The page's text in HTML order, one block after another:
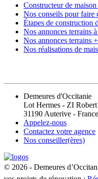
Constructeur de
Nos conseils pour faire
Étapes de construction
Nos annonces terrains
Nos annonces terrains
Nos réalisations de
Demeures d'Occitanie
Lot Hermes - ZI
31190 Auterive - France
Appelez-nous
Contactez votre agence
Nos conseiller(ères)
© 2026 - Demeures